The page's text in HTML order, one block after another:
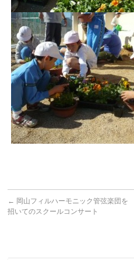
← 岡山フィルハーモニック管弦楽団を
招いてのスクールコンサート